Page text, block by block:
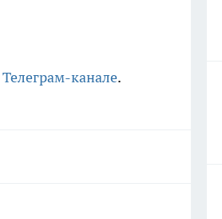
Телеграм-канале.